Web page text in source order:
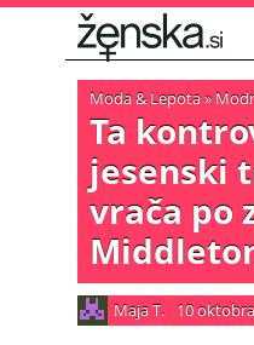
Moda & Lepota»
Ta
jesenski
vrača po
Maja T. 10